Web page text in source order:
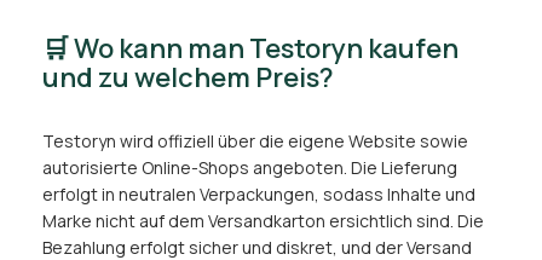
🛒 Wo kann man Testoryn kaufen
und zu welchem Preis?
Testoryn wird offiziell über die eigene Website sowie
autorisierte Online-Shops angeboten. Die Lieferung
erfolgt in neutralen Verpackungen, sodass Inhalte und
Marke nicht auf dem Versandkarton ersichtlich sind. Die
Bezahlung erfolgt sicher und diskret, und der Versand